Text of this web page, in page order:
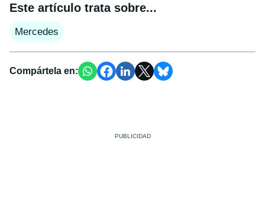
Este artículo trata sobre...
Mercedes
Compártela en: